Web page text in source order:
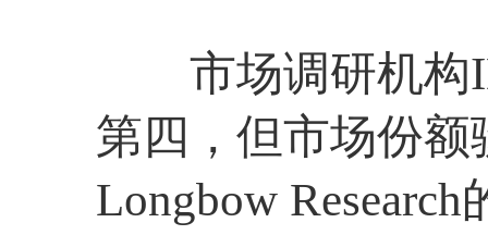
市场调研机构
第四，但市场份额
Longbow